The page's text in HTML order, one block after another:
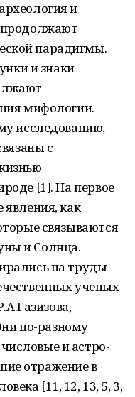
и
продолжают
парадигмы.
и знаки
мифологии.
исследованию,
с
[1]. На первое
явления, как
связываются
и Солнца.
на труды
ученых
по-разному
и астро-
отражение в
[11, 12, 13, 5, 3,